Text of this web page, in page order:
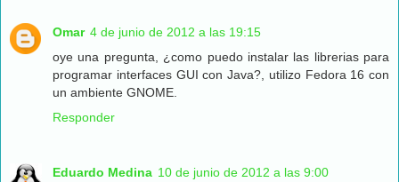
Omar 4 de junio de 2012 a las 19:15
oye una pregunta, ¿como puedo instalar las librerias para
programar interfaces GUI con Java?, utilizo Fedora 16 con
un ambiente GNOME.
Responder
Eduardo Medina 10 de junio de 2012 a las 9:00